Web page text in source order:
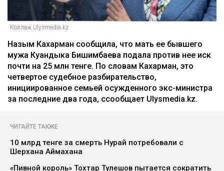
Коллаж Ulysmedia.kz
Назым Кахарман сообщила, что мать ее бывшего
мужа Куандыка Бишимбаева подала против нее иск
почти на 25 млн тенге. По словам Кахарман, это
четвертое судебное разбирательство,
инициированное семьей осужденного экс-министра
за последние два года, ссообщает Ulysmedia.kz.
ЧИТАЙТЕ ТАКЖЕ
10 млрд тенге за смерть Нурай потребовали с
Шерхана Аймахана
«Пивной король» Тохтар Тулешов пытается сократить